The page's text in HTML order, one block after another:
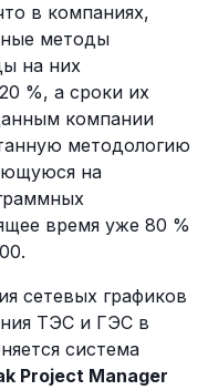
в компаниях,
методы
на них
%, а сроки их
компании
методологию
на
время уже 80 %
сетевых графиков
ТЭС и ГЭС в
система
Project Manager